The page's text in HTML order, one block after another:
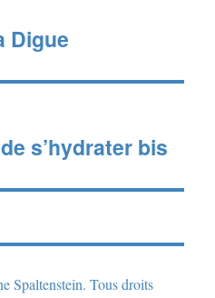
Digue
s’hydrater bis
Spaltenstein. Tous droits